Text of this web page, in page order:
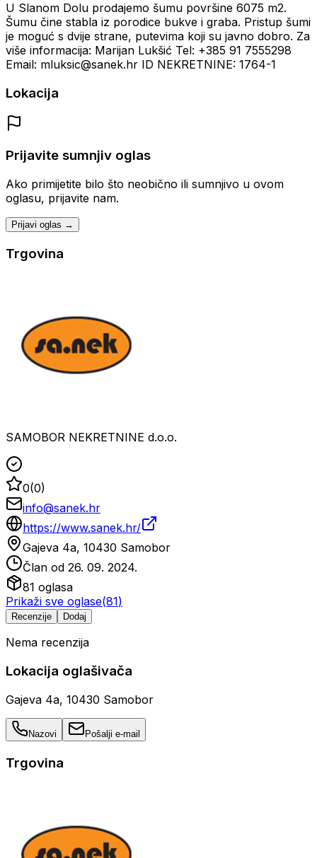
U Slanom Dolu prodajemo šumu površine 6075 m2.
Šumu čine stabla iz porodice bukve i graba. Pristup šumi
je moguć s dvije strane, putevima koji su javno dobro. Za
više informacija: Marijan Lukšić Tel: +385 91 7555298
Email: mluksic@sanek.hr ID NEKRETNINE: 1764-1
Lokacija
Prijavite sumnjiv oglas
Ako primijetite bilo što neobično ili sumnjivo u ovom
oglasu, prijavite nam.
Prijavi oglas →
Trgovina
SAMOBOR NEKRETNINE d.o.o.
0(0)
info@sanek.hr
https://www.sanek.hr/
Gajeva 4a, 10430 Samobor
Član od 26. 09. 2024.
81 oglasa
Prikaži sve oglase(81)
Recenzije Dodaj
Nema recenzija
Lokacija oglašivača
Gajeva 4a, 10430 Samobor
Nazovi Pošalji e-mail
Trgovina